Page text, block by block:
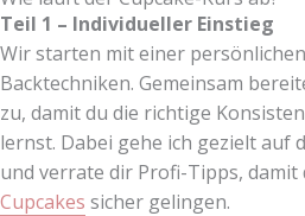
Teil 1 – Individueller Einstieg
Wir starten mit einer
Backtechniken. Gemeinsam
zu, damit du die richtige
lernst. Dabei gehe ich gezielt auf
und verrate dir Profi-Tipps,
Cupcakes sicher gelingen.